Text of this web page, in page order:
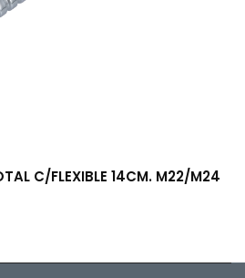
C/FLEXIBLE 14CM. M22/M24